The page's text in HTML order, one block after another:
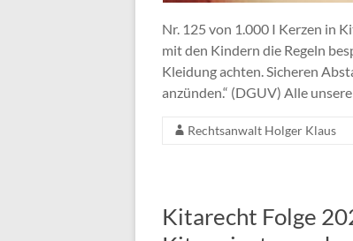
Nr. 125 von 1.000 I Kerzen in
mit den Kindern die Regeln
Kleidung achten. Sicheren
anzünden.“ (DGUV) Alle unsere
Rechtsanwalt Holger Klaus
Kitarecht Folge